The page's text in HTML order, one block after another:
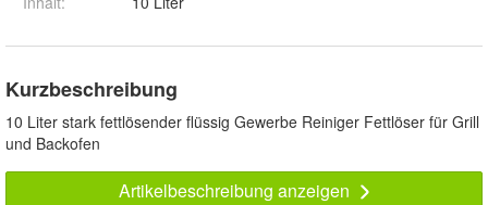
Kurzbeschreibung
10 Liter stark fettlösender flüssig Gewerbe Reiniger Fettlöser für Grill
und Backofen
Artikelbeschreibung anzeigen